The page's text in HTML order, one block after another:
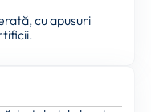
cu apusuri